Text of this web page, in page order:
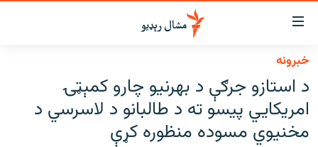
د
لاسرسي
ځای
عمومي
پاڼې
موضوع
ته
کور
لنډ خبرونه
پښتونخوا او قبایل
خبرونه
د استازو جرګې د بهرنیو چارو کمېټۍ
امریکايي پیسو ته د طالبانو د لاسرسي د
مخنیوي مسوده منظوره کړې